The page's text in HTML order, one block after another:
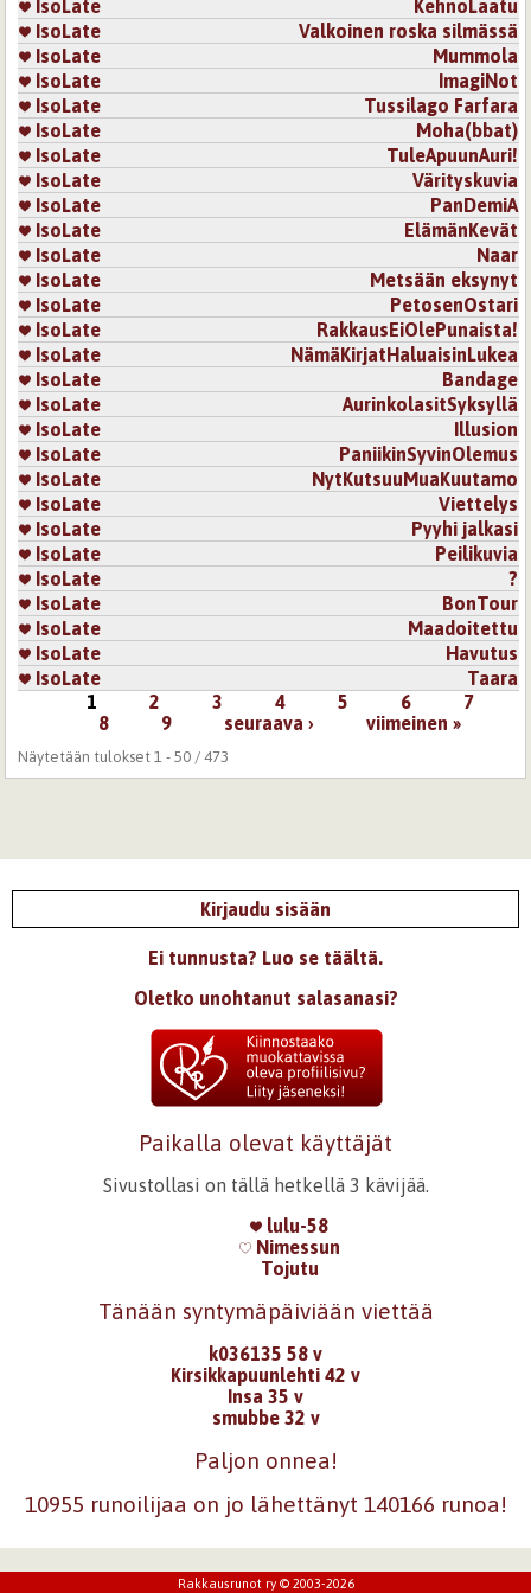
IsoLate
KehnoLaatu
IsoLate
Valkoinen roska silmässä
IsoLate
Mummola
IsoLate
ImagiNot
IsoLate
Tussilago Farfara
IsoLate
Moha(bbat)
IsoLate
TuleApuunAuri!
IsoLate
Värityskuvia
IsoLate
PanDemiA
IsoLate
ElämänKevät
IsoLate
Naar
IsoLate
Metsään eksynyt
IsoLate
PetosenOstari
IsoLate
RakkausEiOlePunaista!
IsoLate
NämäKirjatHaluaisinLukea
IsoLate
Bandage
IsoLate
AurinkolasitSyksyllä
IsoLate
Illusion
IsoLate
PaniikinSyvinOlemus
IsoLate
NytKutsuuMuaKuutamo
IsoLate
Viettelys
IsoLate
Pyyhi jalkasi
IsoLate
Peilikuvia
IsoLate
?
IsoLate
BonTour
IsoLate
Maadoitettu
IsoLate
Havutus
IsoLate
Taara
1 2 3 4 5 6
7
8
9 seuraava › viimeinen »
Näytetään tulokset 1 - 50 / 473
Kirjaudu sisään
Ei tunnusta? Luo se täältä.
Oletko unohtanut salasanasi?
Paikalla olevat käyttäjät
Sivustollasi on tällä hetkellä 3 kävijää.
lulu-58
Nimessun
Tojutu
Tänään syntymäpäiviään viettää
k036135 58 v
Kirsikkapuunlehti 42 v
Insa 35 v
smubbe 32 v
Paljon onnea!
10955 runoilijaa on jo lähettänyt 140166 runoa!
Rakkausrunot ry © 2003-2026